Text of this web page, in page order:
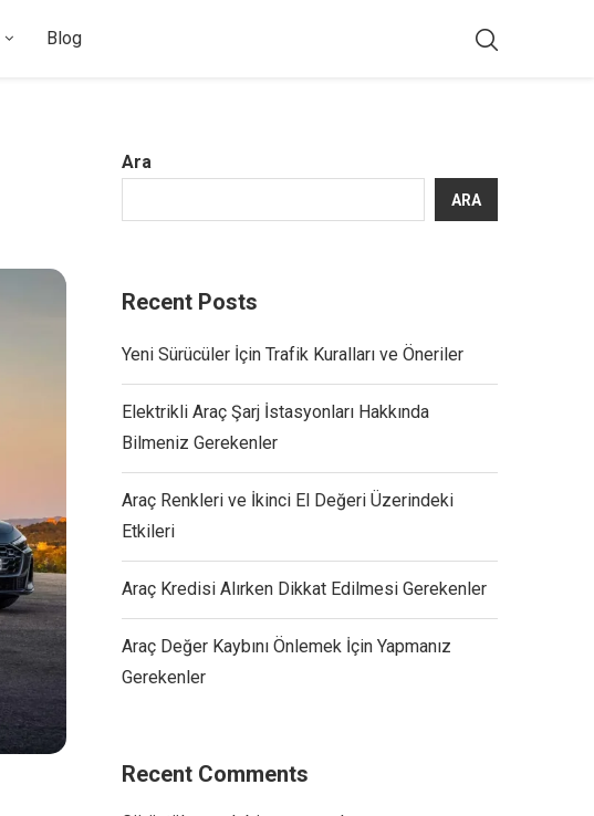
Blog
Ara
ARA
Recent Posts
Yeni Sürücüler İçin Trafik Kuralları ve Öneriler
Elektrikli Araç Şarj İstasyonları Hakkında
Bilmeniz Gerekenler
Araç Renkleri ve İkinci El Değeri Üzerindeki
Etkileri
Araç Kredisi Alırken Dikkat Edilmesi Gerekenler
Araç Değer Kaybını Önlemek İçin Yapmanız
Gerekenler
Recent Comments